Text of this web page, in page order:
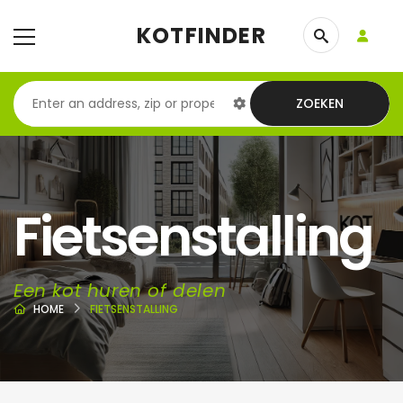
KOTFINDER
ZOEKEN
Fietsenstalling
Een kot huren of delen
HOME FIETSENSTALLING